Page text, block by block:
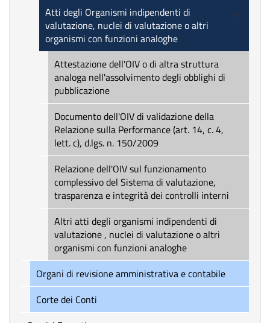
Atti degli Organismi indipendenti di
valutazione, nuclei di valutazione o altri
organismi con funzioni analoghe
Attestazione dell'OIV o di altra struttura
analoga nell'assolvimento degli obblighi di
pubblicazione
Documento dell'OIV di validazione della
Relazione sulla Performance (art. 14, c. 4,
lett. c), d.lgs. n. 150/2009
Relazione dell'OIV sul funzionamento
complessivo del Sistema di valutazione,
trasparenza e integrità dei controlli interni
Altri atti degli organismi indipendenti di
valutazione , nuclei di valutazione o altri
organismi con funzioni analoghe
Organi di revisione amministrativa e contabile
Corte dei Conti